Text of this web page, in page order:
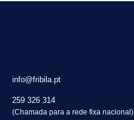
info@fribila.pt
259 326 314
(Chamada para a rede fixa nacional)